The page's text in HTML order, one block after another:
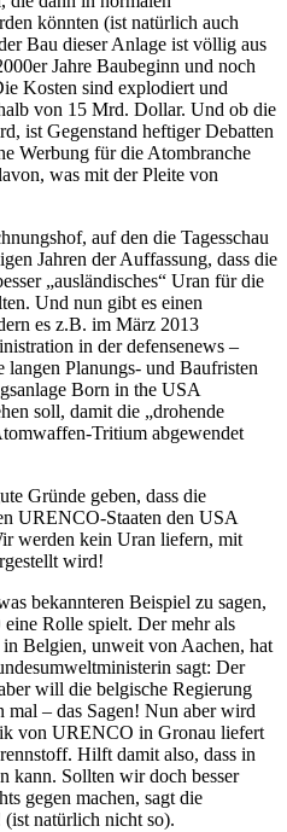
könnten (ist natürlich auch
Bau dieser Anlage ist völlig aus
Jahre Baubeginn und noch
Kosten sind explodiert und
von 15 Mrd. Dollar. Und ob die
ist Gegenstand heftiger Debatten
Werbung für die Atombranche
was mit der Pleite von
auf den die Tagesschau
Jahren der Auffassung, dass die
„ausländisches“ Uran für die
Und nun gibt es einen
es z.B. im März 2013
in der defensenews –
Planungs- und Baufristen
Born in the USA
soll, damit die „drohende
Tritium abgewendet
Gründe geben, dass die
URENCO-Staaten den USA
werden kein Uran liefern, mit
wird!
bekannteren Beispiel zu sagen,
Rolle spielt. Der mehr als
Belgien, unweit von Aachen, hat
sagt: Der
will die belgische Regierung
mal – das Sagen! Nun aber wird
von URENCO in Gronau liefert
Hilft damit also, dass in
kann. Sollten wir doch besser
gegen machen, sagt die
natürlich nicht so).